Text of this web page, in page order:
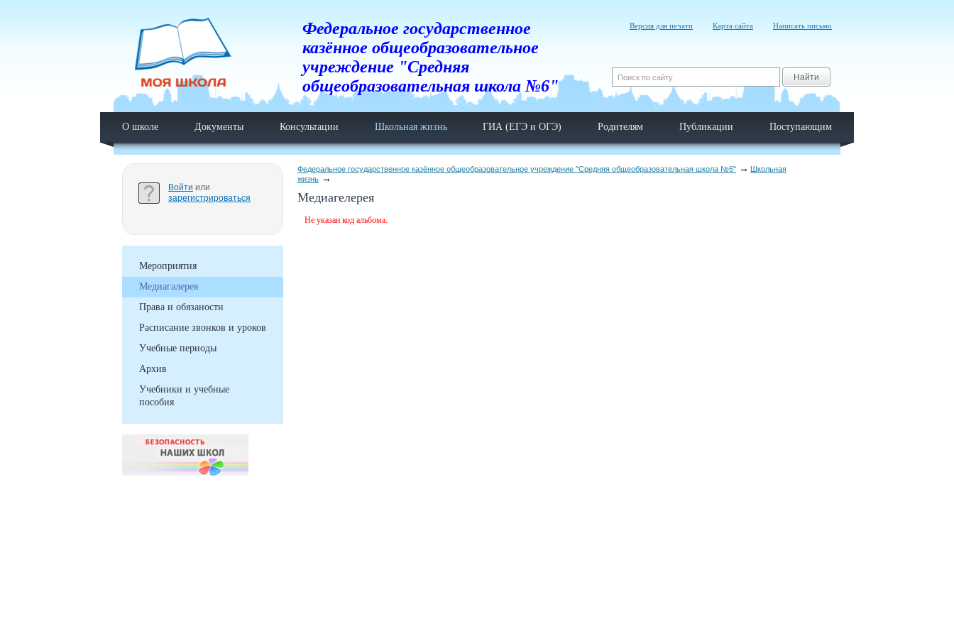
Версия для печати Карта сайта Написать письмо
Найти
Федеральное государственное
казённое общеобразовательное
учреждение "Средняя
общеобразовательная школа №6"
О школе Документы Консультации Школьная жизнь ГИА (ЕГЭ и ОГЭ) Родителям Публикации Поступающим
Войти или
зарегистрироваться
Мероприятия
Медиагалерея
Права и обязаности
Расписание звонков и уроков
Учебные периоды
Архив
Учебники и учебные
пособия
Федеральное государственное казённое общеобразовательное учреждение "Средняя общеобразовательная школа №6"
Школьная
жизнь
Медиагелерея
Не указан код альбома.